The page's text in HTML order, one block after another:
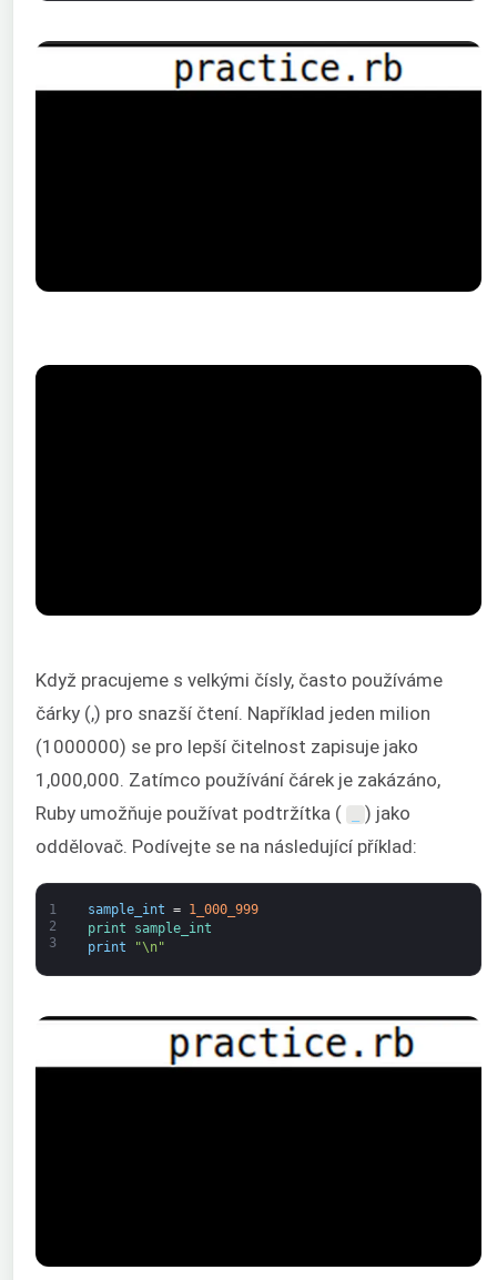
Když pracujeme s velkými čísly, často používáme
čárky (,) pro snazší čtení. Například jeden milion
(1000000) se pro lepší čitelnost zapisuje jako
1,000,000. Zatímco používání čárek je zakázáno,
Ruby umožňuje používat podtržítka (
) jako
oddělovač. Podívejte se na následující příklad:
1
2
3
sample_int =
1_000_999
print
sample_int
print
"\n"